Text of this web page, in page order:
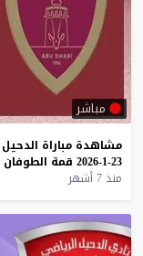
مباشر
مشاهدة مباراة الدحيل
23-1-2026
قمة الطوفان
منذ 7 أشهر